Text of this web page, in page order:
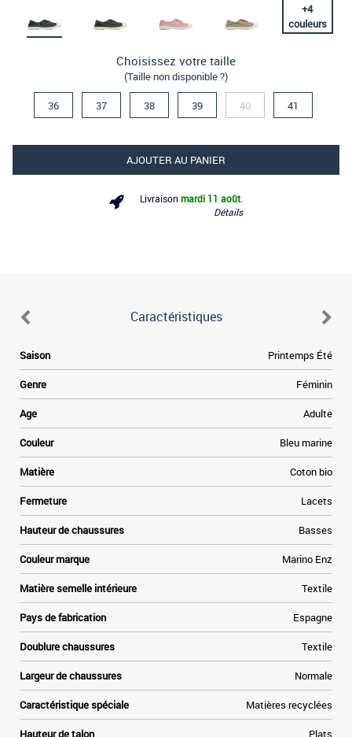
+4
couleurs
Choisissez votre taille
(Taille non disponible ?)
36 37 38 39 40 41
AJOUTER AU PANIER
Livraison mardi 11 août
Détails
Caractéristiques
Saison Printemps Été
Genre Féminin
Age Adulte
Couleur Bleu marine
Matière Coton bio
Fermeture Lacets
Hauteur de chaussures Basses
Couleur marque Marino Enz
Matière semelle intérieure Textile
Pays de fabrication Espagne
Doublure chaussures Textile
Largeur de chaussures Normale
Caractéristique spéciale Matières recyclées
Hauteur de talon Plats